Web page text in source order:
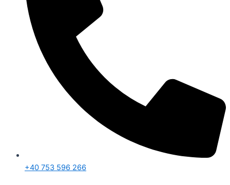
+40 753 596 266